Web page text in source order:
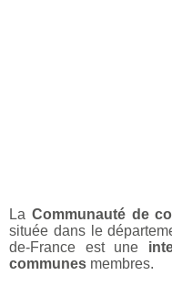
La Communauté de
située dans le
de-France est une
communes membres.